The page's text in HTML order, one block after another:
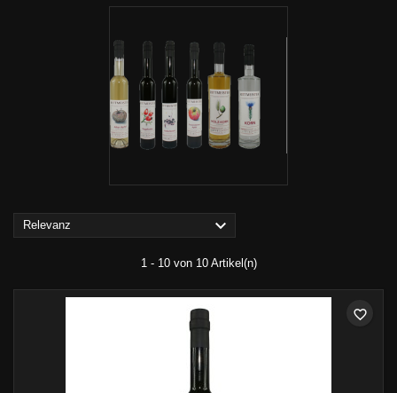
Relevanz 
1 - 10 von 10 Artikel(n)
favorite_border